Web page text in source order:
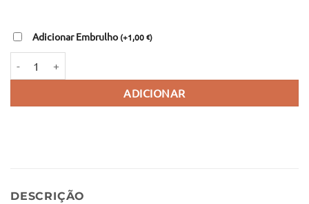
Adicionar Embrulho(+1,00 €)
ADICIONAR
DESCRIÇÃO